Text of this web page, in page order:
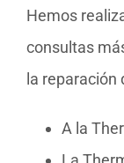
Hemos
consultas
la
A la